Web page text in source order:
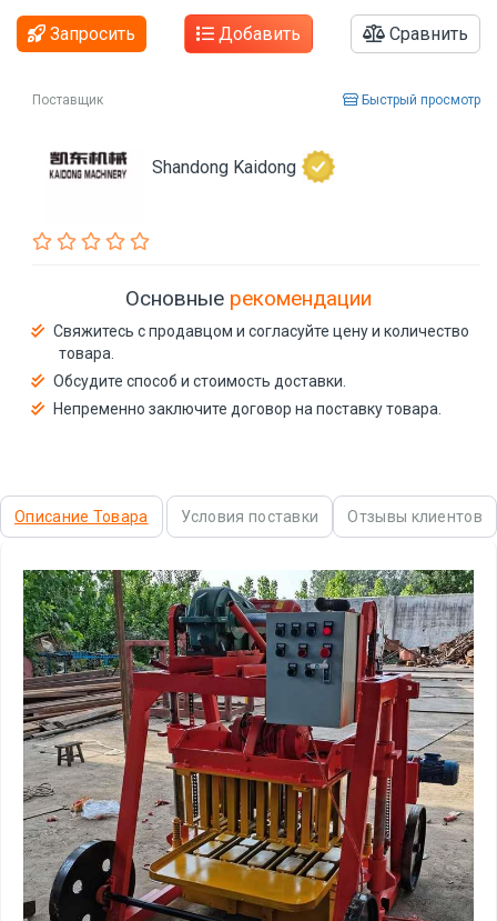
Запросить Добавить Сравнить
Поставщик Быстрый просмотр
Shandong Kaidong
Основные рекомендации
Свяжитесь с продавцом и согласуйте цену и количество
товара.
Обсудите способ и стоимость доставки.
Непременно заключите договор на поставку товара.
Описание Товара Условия поставки Отзывы клиентов